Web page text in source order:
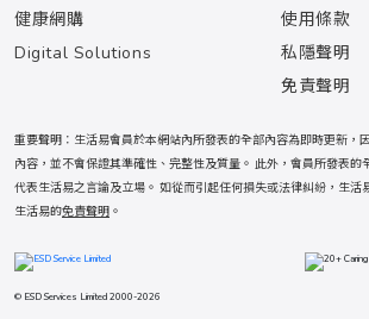
健康網購
Digital Solutions
使用條款
私隱聲明
免責聲明
重要聲明：生活易會員於本網站內所發表的全部內容為即時更新，
內容，並不會保證其準確性、完整性及質量。 此外，會員所發表的
代表生活易之言論及立場。 如從而引起任何損失或法律糾紛，生活
生活易的免責聲明 。
© ESD Services Limited 2000-2026